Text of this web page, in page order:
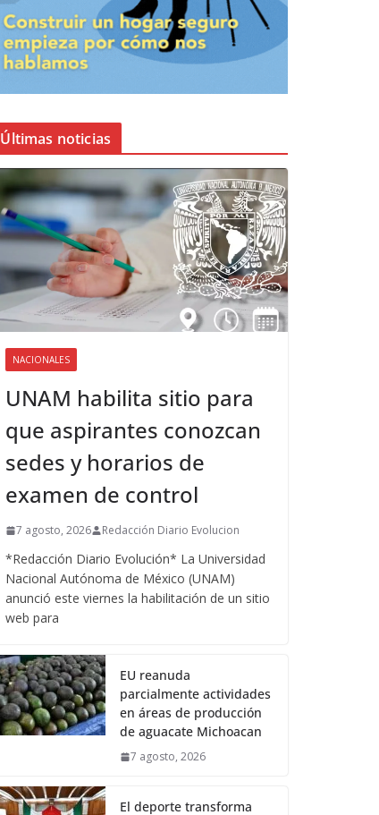
Últimas noticias
NACIONALES
UNAM habilita sitio para
que aspirantes conozcan
sedes y horarios de
examen de control
7 agosto, 2026 Redacción Diario Evolucion
*Redacción Diario Evolución* La Universidad
Nacional Autónoma de México (UNAM)
anunció este viernes la habilitación de un sitio
web para
EU reanuda
parcialmente actividades
en áreas de producción
de aguacate Michoacan
7 agosto, 2026
El deporte transforma